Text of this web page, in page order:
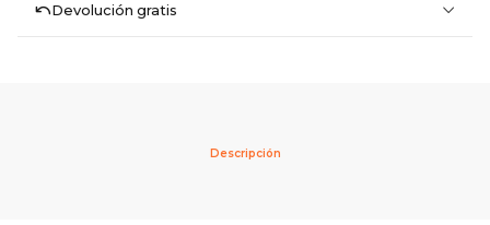
Devolución gratis
Descripción